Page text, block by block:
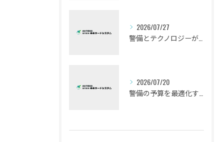
2026/07/27
2026/07/20